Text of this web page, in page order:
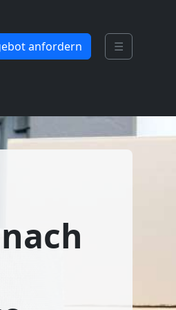
anfordern ☰